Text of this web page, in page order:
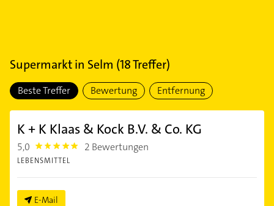
Supermarktin Selm (18Treffer)
Beste Treffer Bewertung Entfernung
K + K Klaas & Kock B.V. & Co. KG
5,0 5.0 2 Bewertungen
LEBENSMITTEL
E-Mail